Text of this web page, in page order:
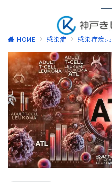
HOME 感染症 感染症疾患